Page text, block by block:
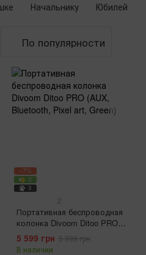
Начальнику Юбилей
По популярности
−7%
3
3
2
Портативная беспроводная
колонка Divoom Ditoo PRO
(AUX, Bluetooth, Pixel art,
Green)
5 599 грн 5 999 грн
В наличии